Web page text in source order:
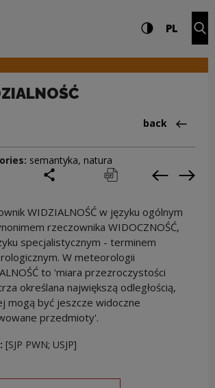
Culture Poland
Settings and search
High contrast
PL
Back
back
semantyka, natura
print pobierz Previous
WIDZIALNOŚĆ w języku ogólnym
rzeczownika WIDOCZNOŚĆ,
specjalistycznym - terminem
W meteorologii
to 'miara przezroczystości
określana największą odległością,
mogą być jeszcze widoczne
przedmioty'.
[SJP PWN; USJP]